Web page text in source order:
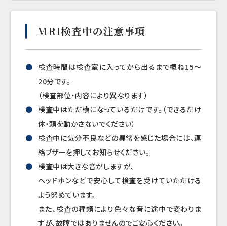
MRI検査中の注意事項
検査時間は検査室に入ってから出るまで概ね15～
20分です。
（検査部位・内容により異なります）
検査中はただ横になっているだけです。（できるだけ
体・頭を動かさないでください）
検査中に気分不良などの異常を感じた場合には、連
絡ブザーを押してお知らせください。
検査中は大きな音がしますが、
ヘッドホンなどで安心して検査を受けていただける
よう努めています。
また、検査の種類により色々な音に途中で変わりま
すが、故障ではありませんのでご安心ください。